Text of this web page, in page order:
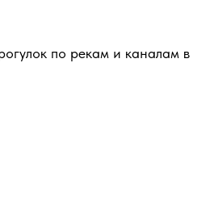
по рекам и каналам в